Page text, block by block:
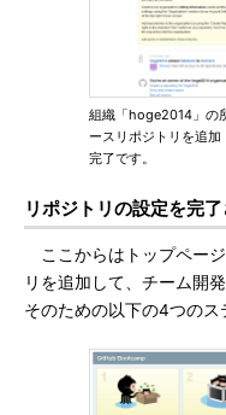
組織「hoge2014」の
ースリポジトリを追
完了です。
リポジトリの設定を完
ここからはトップペー
リを追加して、チーム開
そのための以下の4つのス